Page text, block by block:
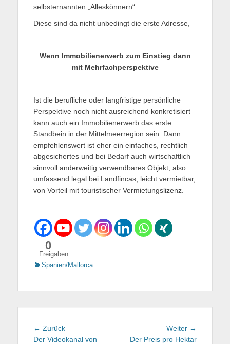
selbsternannten „Alleskönnern“.
Diese sind da nicht unbedingt die erste Adresse,
Wenn Immobilienerwerb zum Einstieg dann
mit Mehrfachperspektive
Ist die berufliche oder langfristige persönliche
Perspektive noch nicht ausreichend konkretisiert
kann auch ein Immobilienerwerb das erste
Standbein in der Mittelmeerregion sein. Dann
empfehlenswert ist eher ein einfaches, rechtlich
abgesichertes und bei Bedarf auch wirtschaftlich
sinnvoll anderweitig verwendbares Objekt, also
umfassend legal bei Landfincas, leicht vermietbar,
von Vorteil mit touristischer Vermietungslizenz.
0
Freigaben
Kategorien
Spanien/Mallorca
Beitragsnavigation
← Zurück
Beitrag:
Der Videokanal von
Weiter →
Der Preis pro Hektar